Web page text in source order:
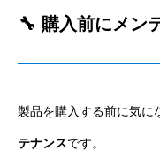
🔧 購入前にメン
製品を購入する前に気に
テナンスです。